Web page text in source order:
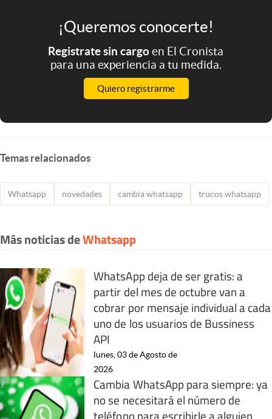
¡Queremos conocerte!
Registrate sin cargoen El Cronista
para una experiencia a tu medida.
Quiero registrarme
Temas relacionados
Whatsapp novedades cambia whatsapp trucos whatsapp
Más noticias deWhatsapp
WhatsApp deja de ser gratis: a
partir del mes de octubre van a
cobrar por mensaje individual a cada
uno de los usuarios de Bussiness
API
lunes, 03 de Agosto de
2026
Cambia WhatsApp para siempre: ya
no se necesitará el número de